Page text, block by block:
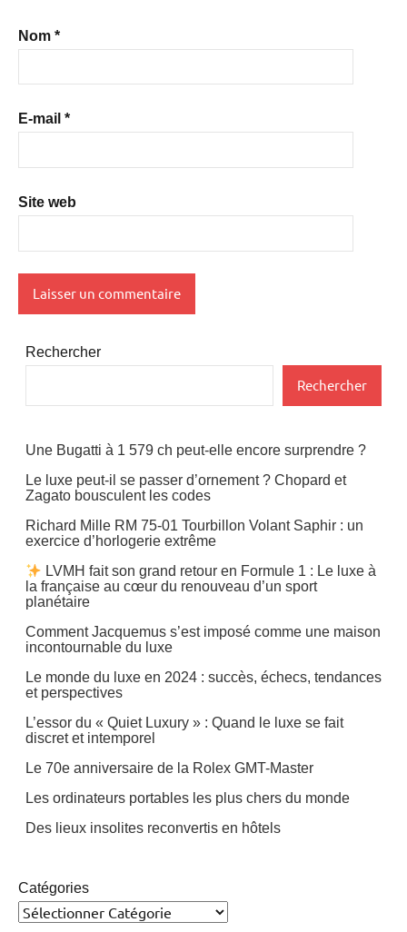
Nom *
E-mail *
Site web
Rechercher
Rechercher
Une Bugatti à 1 579 ch peut-elle encore surprendre ?
Le luxe peut-il se passer d’ornement ? Chopard et
Zagato bousculent les codes
Richard Mille RM 75-01 Tourbillon Volant Saphir : un
exercice d’horlogerie extrême
LVMH fait son grand retour en Formule 1 : Le luxe à
la française au cœur du renouveau d’un sport
planétaire
Comment Jacquemus s’est imposé comme une maison
incontournable du luxe
Le monde du luxe en 2024 : succès, échecs, tendances
et perspectives
L’essor du « Quiet Luxury » : Quand le luxe se fait
discret et intemporel
Le 70e anniversaire de la Rolex GMT-Master
Les ordinateurs portables les plus chers du monde
Des lieux insolites reconvertis en hôtels
Catégories